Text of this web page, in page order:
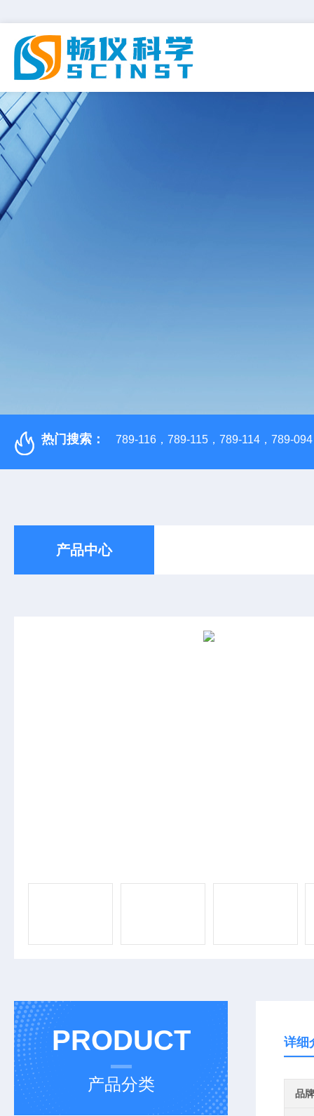
热门搜索： 789-116，789-115，789-114，789-
产品中心
PRODUCT
产品分类
详细
品牌